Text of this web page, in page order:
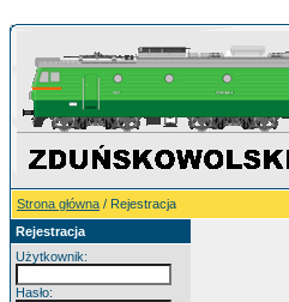
Strona główna / Rejestracja
Rejestracja
Użytkownik:
Hasło: